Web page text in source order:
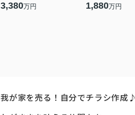
3,380万円 1,880万円
我が家を売る！自分でチラシ作成♪